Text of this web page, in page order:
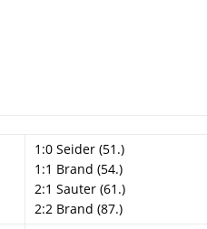
1:0 Seider (51.)
1:1 Brand (54.)
2:1 Sauter (61.)
2:2 Brand (87.)